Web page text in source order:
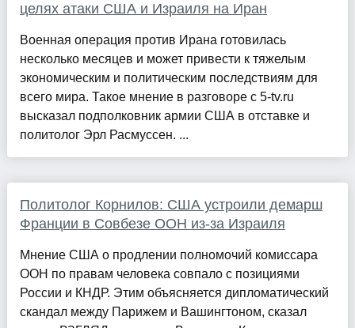
целях атаки США и Израиля на Иран
Военная операция против Ирана готовилась
несколько месяцев и может привести к тяжелым
экономическим и политическим последствиям для
всего мира. Такое мнение в разговоре с 5-tv.ru
высказал подполковник армии США в отставке и
политолог Эрл Расмуссен. ...
Политолог Корнилов: США устроили демарш
Франции в Совбезе ООН из-за Израиля
Мнение США о продлении полномочий комиссара
ООН по правам человека совпало с позициями
России и КНДР. Этим объясняется дипломатический
скандал между Парижем и Вашингтоном, сказал